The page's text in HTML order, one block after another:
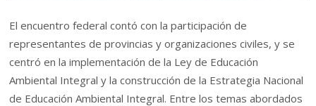
El encuentro federal contó con la participación de
representantes de provincias y organizaciones civiles, y se
centró en la implementación de la Ley de Educación
Ambiental Integral y la construcción de la Estrategia Nacional
de Educación Ambiental Integral. Entre los temas abordados